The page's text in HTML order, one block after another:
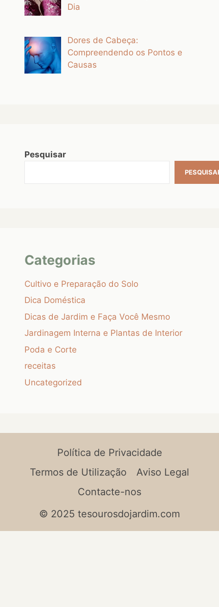
Dia
Dores de Cabeça:
Compreendendo os Pontos e
Causas
Pesquisar
Categorias
Cultivo e Preparação do Solo
Dica Doméstica
Dicas de Jardim e Faça Você Mesmo
Jardinagem Interna e Plantas de Interior
Poda e Corte
receitas
Uncategorized
Política de Privacidade
Termos de Utilização
Aviso Legal
Contacte-nos
© 2025 tesourosdojardim.com